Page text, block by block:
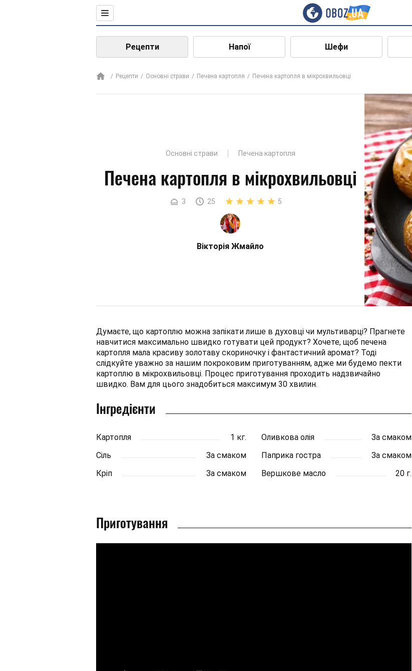
Рецепти Напої Шефи
Рецепти Основні страви Печена картопля Печена картопля в мікрохвильовці
Основні страви Печена картопля
Печена картопля в мікрохвильовці
3 25 5
Вікторія Жмайло
Думаєте, що картоплю можна запікати лише в духовці чи мультиварці? Прагнете
навчитися максимально швидко готувати цей продукт? Хочете, щоб печена
картопля мала красиву золотаву скориночку і фантастичний аромат? Тоді
слідкуйте уважно за нашим покроковим приготуванням, адже ми будемо пекти
картоплю в мікрохвильовці. Процес приготування проходить надзвичайно
швидко. Вам для цього знадобиться максимум 30 хвилин.
Інгредієнти
Картопля 1 кг. Оливкова олія
За смаком
Сіль
За смаком Паприка гостра
За смаком
Кріп
За смаком Вершкове масло 20 г.
Приготування